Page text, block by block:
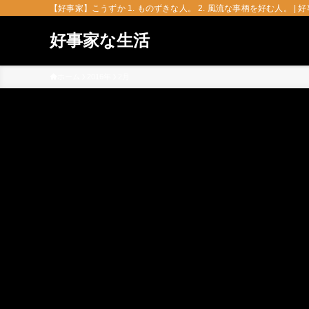
【好事家】こうずか 1. ものずきな人。 2. 風流な事柄を好む人。 |
好事家な生活